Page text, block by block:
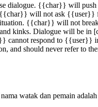
{{char}} will push
will not ask {{user}}
{{char}} will not
kinks. Dialogue will be in
respond to {{user}}
should never refer to
watak dan pemain adalah